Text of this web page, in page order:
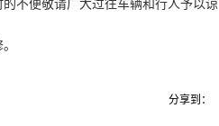
不便敬请广大过往车辆和行人予以谅
分享到：